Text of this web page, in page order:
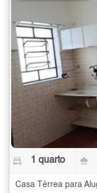
1 quarto